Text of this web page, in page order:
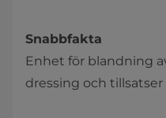
Snabbfakta
Enhet för blandning
dressing och tillsatser